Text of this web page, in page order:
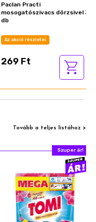
Paclan Practi
mosogatószivacs dörzsivel 3
db
Az akció részletei
269 Ft
Tovább a teljes listához >
Szuper ár!